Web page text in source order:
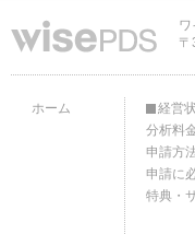
ワ
ホーム
経営
分析料
申請方
申請に
特典・